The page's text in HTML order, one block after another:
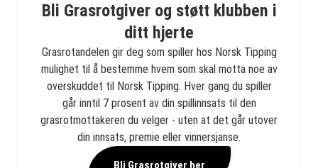
Bli Grasrotgiver og støtt klubben i
ditt hjerte
Grasrotandelen gir deg som spiller hos Norsk Tipping
mulighet til å bestemme hvem som skal motta noe av
overskuddet til Norsk Tipping. Hver gang du spiller
går inntil 7 prosent av din spillinnsats til den
grasrotmottakeren du velger - uten at det går utover
din innsats, premie eller vinnersjanse.
Bli Grasrotgiver her